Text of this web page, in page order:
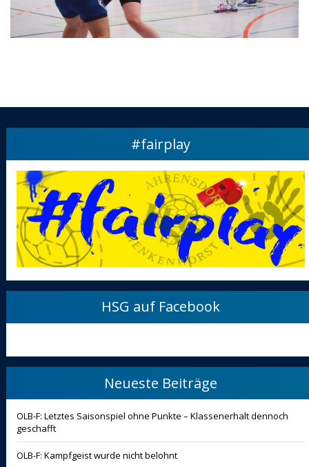
#fairplay
HSG auf Facebook
Neueste Beiträge
OLB-F: Letztes Saisonspiel ohne Punkte – Klassenerhalt dennoch
geschafft
OLB-F: Kampfgeist wurde nicht belohnt